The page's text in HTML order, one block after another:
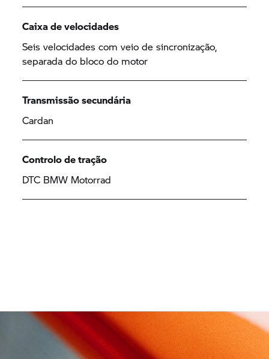
Caixa de velocidades
Seis velocidades com veio de sincronização,
separada do bloco do motor
Transmissão secundária
Cardan
Controlo de tração
DTC BMW Motorrad